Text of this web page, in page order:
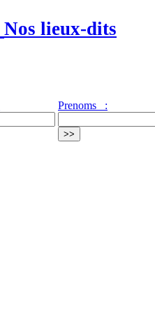
Nos lieux-dits
Prenoms :